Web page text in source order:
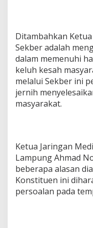
Ditambahkan
Sekber adalah
dalam memenuhi
keluh kesah
melalui Sekber ini
jernih
masyarakat.
Ketua Jaringan
Lampung Ahmad
beberapa alasan
Konstituen ini
persoalan pada